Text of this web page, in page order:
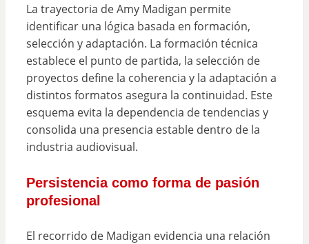
La trayectoria de Amy Madigan permite
identificar una lógica basada en formación,
selección y adaptación. La formación técnica
establece el punto de partida, la selección de
proyectos define la coherencia y la adaptación a
distintos formatos asegura la continuidad. Este
esquema evita la dependencia de tendencias y
consolida una presencia estable dentro de la
industria audiovisual.
Persistencia como forma de pasión
profesional
El recorrido de Madigan evidencia una relación